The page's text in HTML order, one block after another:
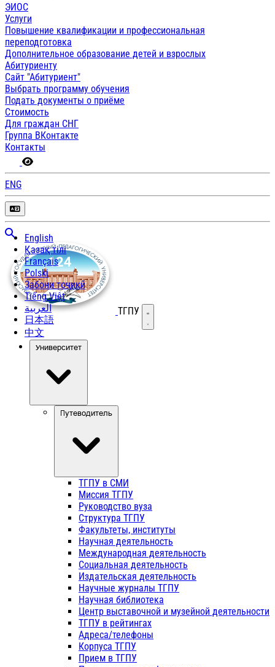
ЭИОС
Услуги
Повышение квалификации и профессиональная
переподготовка
Дополнительное образование детей и взрослых
Абитуриенту
Сайт "Абитуриент"
Выбрать программу обучения
Подать документы о приёме
Стоимость
Для граждан СНГ
Группа ВКонтакте
Контакты
ENG
English
Қазақ тілі
Français
Polski
Забони тоҷикӣ
Tiếng Việt
العربية
日本語
中文
ТГПУ Открыть меню
Университет
Путеводитель
ТГПУ в СМИ
Миссия ТГПУ
Руководство вуза
Структура ТГПУ
Факультеты, институты
Научная деятельность
Международная деятельность
Социальная деятельность
Издательская деятельность
Научные журналы ТГПУ
Научная библиотека
Центр выставочной и музейной деятельности
ТГПУ в рейтингах
Адреса/телефоны
Корпуса ТГПУ
Прием в ТГПУ